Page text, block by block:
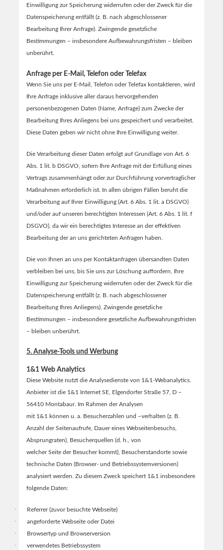
Einwilligung zur Speicherung widerrufen oder der Zweck für die
Datenspeicherung entfällt (z. B. nach abgeschlossener
Bearbeitung Ihrer Anfrage). Zwingende gesetzliche
Bestimmungen – insbesondere Aufbewahrungsfristen – bleiben
unberührt.
Anfrage per E-Mail, Telefon oder Telefax
Wenn Sie uns per E-Mail, Telefon oder Telefax kontaktieren, wird
Ihre Anfrage inklusive aller daraus hervorgehenden
personenbezogenen Daten (Name, Anfrage) zum Zwecke der
Bearbeitung Ihres Anliegens bei uns gespeichert und verarbeitet.
Diese Daten geben wir nicht ohne Ihre Einwilligung weiter.
Die Verarbeitung dieser Daten erfolgt auf Grundlage von Art. 6
Abs. 1 lit. b DSGVO, sofern Ihre Anfrage mit der Erfüllung eines
Vertrags zusammenhängt oder zur Durchführung vorvertraglicher
Maßnahmen erforderlich ist. In allen übrigen Fällen beruht die
Verarbeitung auf Ihrer Einwilligung (Art. 6 Abs. 1 lit. a DSGVO)
und/oder auf unseren berechtigten Interessen (Art. 6 Abs. 1 lit. f
DSGVO), da wir ein berechtigtes Interesse an der effektiven
Bearbeitung der an uns gerichteten Anfragen haben.
Die von Ihnen an uns per Kontaktanfragen übersandten Daten
verbleiben bei uns, bis Sie uns zur Löschung auffordern, Ihre
Einwilligung zur Speicherung widerrufen oder der Zweck für die
Datenspeicherung entfällt (z. B. nach abgeschlossener
Bearbeitung Ihres Anliegens). Zwingende gesetzliche
Bestimmungen – insbesondere gesetzliche Aufbewahrungsfristen
– bleiben unberührt.
5. Analyse-Tools und Werbung
1&1 Web Analytics
Diese Website nutzt die Analysedienste von 1&1-Webanalytics.
Anbieter ist die 1&1 Internet SE, Elgendorfer Straße 57, D –
56410 Montabaur. Im Rahmen der Analysen
mit 1&1 können u. a. Besucherzahlen und –verhalten (z. B.
Anzahl der Seitenaufrufe, Dauer eines Webseitenbesuchs,
Absprungraten), Besucherquellen (d. h., von
welcher Seite der Besucher kommt), Besucherstandorte sowie
technische Daten (Browser- und Betriebssystemversionen)
analysiert werden. Zu diesem Zweck speichert 1&1 insbesondere
folgende Daten:
· Referrer (zuvor besuchte Webseite)
· angeforderte Webseite oder Datei
· Browsertyp und Browserversion
· verwendetes Betriebssystem